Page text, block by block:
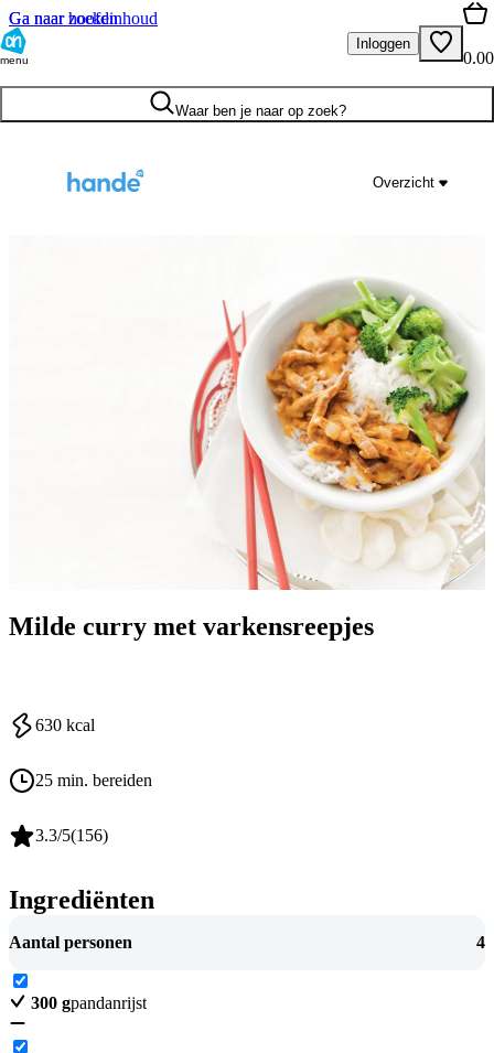
Ga naar hoofdinhoud
Ga naar zoeken
menu
Inloggen
0.00
Waar ben je naar op zoek?
Overzicht
Milde curry met varkensreepjes
630 kcal
25 min. bereiden
3.3/5(156)
Ingrediënten
Aantal personen 4
300 gpandanrijst